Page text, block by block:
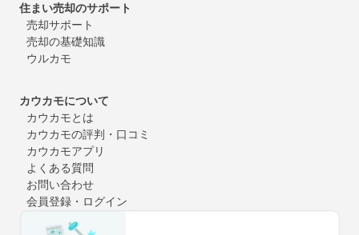
住まい売却のサポート
売却サポート
売却の基礎知識
ウルカモ
カウカモについて
カウカモとは
カウカモの評判・口コミ
カウカモアプリ
よくある質問
お問い合わせ
会員登録・ログイン